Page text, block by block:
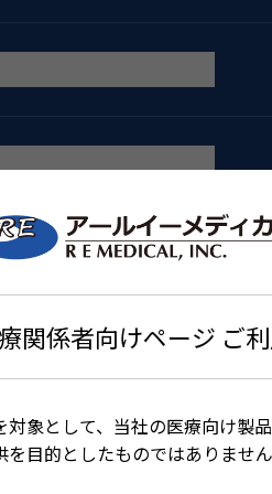
関係者向けページ ご
象として、当社の医療向け製
目的としたものではありませ